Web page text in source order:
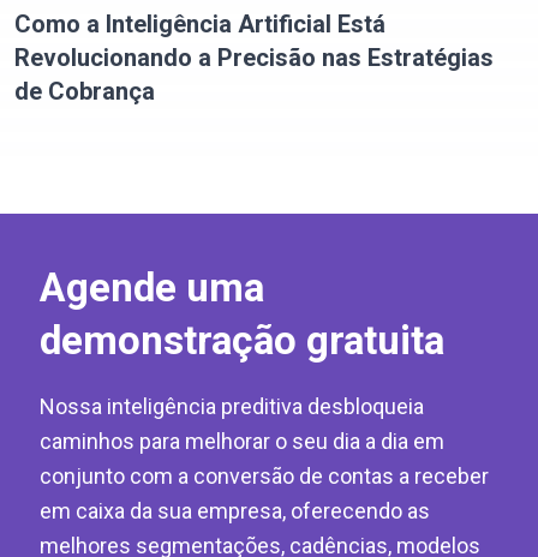
Como a Inteligência Artificial Está
Revolucionando a Precisão nas Estratégias
de Cobrança
Agende uma
demonstração gratuita
Nossa inteligência preditiva desbloqueia
caminhos para melhorar o seu dia a dia em
conjunto com a conversão de contas a receber
em caixa da sua empresa, oferecendo as
melhores segmentações, cadências, modelos